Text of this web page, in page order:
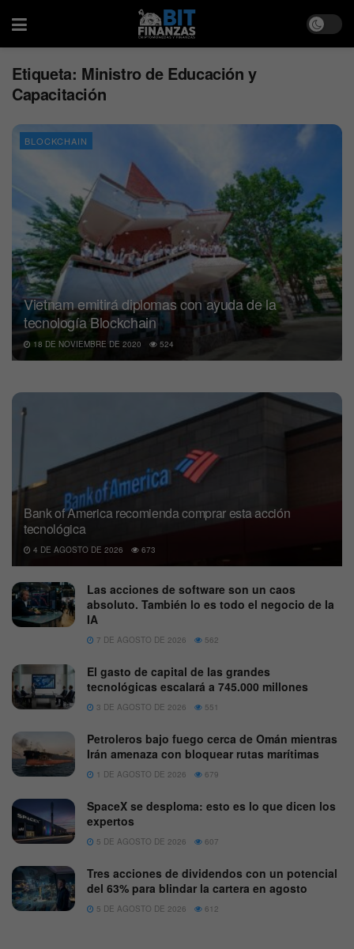
Etiqueta: Ministro de Educación y
Capacitación
BLOCKCHAIN
Vietnam emitirá diplomas con ayuda de la
tecnología Blockchain
18 DE NOVIEMBRE DE 2020 524
Bank of America recomienda comprar esta acción
tecnológica
4 DE AGOSTO DE 2026 673
Las acciones de software son un caos
absoluto. También lo es todo el negocio de la
IA
7 DE AGOSTO DE 2026 562
El gasto de capital de las grandes
tecnológicas escalará a 745.000 millones
3 DE AGOSTO DE 2026 551
Petroleros bajo fuego cerca de Omán mientras
Irán amenaza con bloquear rutas marítimas
1 DE AGOSTO DE 2026 679
SpaceX se desploma: esto es lo que dicen los
expertos
5 DE AGOSTO DE 2026 607
Tres acciones de dividendos con un potencial
del 63% para blindar la cartera en agosto
5 DE AGOSTO DE 2026 612